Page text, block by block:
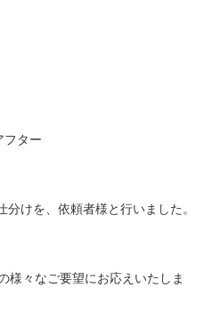
フター
けを、依頼者様と行いました。
様々なご要望にお応えいたしま